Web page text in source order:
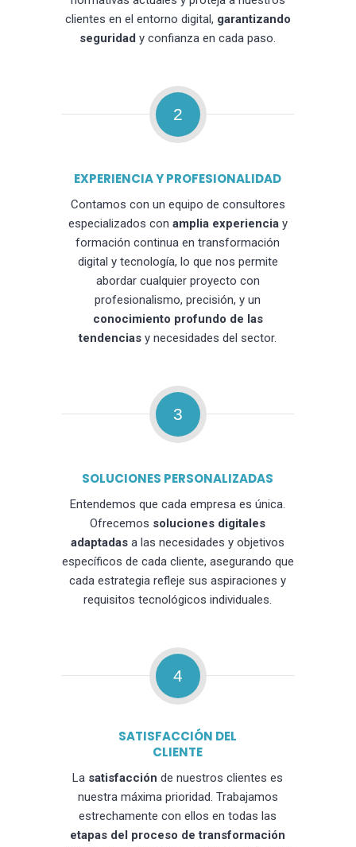
clientes en el entorno digital, garantizando
seguridad y confianza en cada paso.
2
EXPERIENCIA Y PROFESIONALIDAD
Contamos con un equipo de consultores
especializados con amplia experienciay
formación continua en transformación
digital y tecnología, lo que nos permite
abordar cualquier proyecto con
profesionalismo, precisión, y un
conocimiento profundo de las
tendencias y necesidades del sector.
3
SOLUCIONES PERSONALIZADAS
Entendemos que cada empresa es única.
Ofrecemos soluciones digitales
adaptadas a las necesidades y objetivos
específicos de cada cliente, asegurando que
cada estrategia refleje sus aspiraciones y
requisitos tecnológicos individuales.
4
SATISFACCIÓN DEL
CLIENTE
La satisfacción de nuestros clientes es
nuestra máxima prioridad. Trabajamos
estrechamente con ellos en todas las
etapas del proceso de transformación